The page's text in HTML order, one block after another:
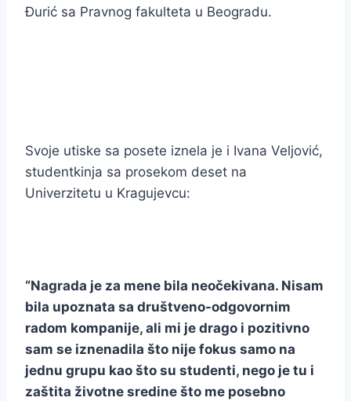
Đurić sa Pravnog fakulteta u Beogradu.
Svoje utiske sa posete iznela je i Ivana Veljović,
studentkinja sa prosekom deset na
Univerzitetu u Kragujevcu:
“Nagrada je za mene bila neočekivana. Nisam
bila upoznata sa društveno-odgovornim
radom kompanije, ali mi je drago i pozitivno
sam se iznenadila što nije fokus samo na
jednu grupu kao što su studenti, nego je tu i
zaštita životne sredine što me posebno